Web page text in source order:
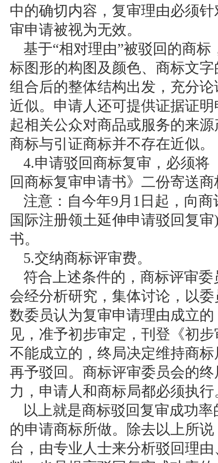
中的确切内容，复审理由必须
审申请被视为无效。
基于“相对理由”被驳回的商
标图形的构图及颜色、商标文
组合后的整体结构出发，充分
近似。申请人还可提供证据证
起相关公众对商品或服务的来
商标与引证商标并不存在近似。
4.申请驳回商标复审，必须将
回商标复审申请书》二份寄送
注意：自今年9月1日起，向
国际注册领土延伸申请驳回复
书。
5.交纳商标评审费。
符合上述条件的，商标评审
会经分析研究，集体讨论，以
数委员认为复审申请理由成立
见，准予初步审定，刊登《初
不能成立的，终局决定维持商
再予驳回。商标评审委员会的
力，申请人和商标局都必须执行
以上就是商标驳回复审成功
的申请商标所做。除去以上所
台，由专业人士来分析驳回理